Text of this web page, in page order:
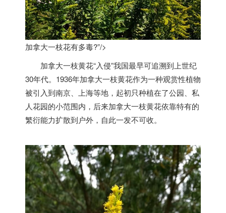
加拿大一枝花有多毒?”/>
加拿大一枝黄花“入侵”我国最早可追溯到上世纪
30年代。1936年加拿大一枝黄花作为一种观赏性植物
被引入到南京、上海等地，起初只种植在了公园、私
人花园的小范围内，后来加拿大一枝黄花依靠特有的
繁衍能力扩散到户外，自此一发不可收。